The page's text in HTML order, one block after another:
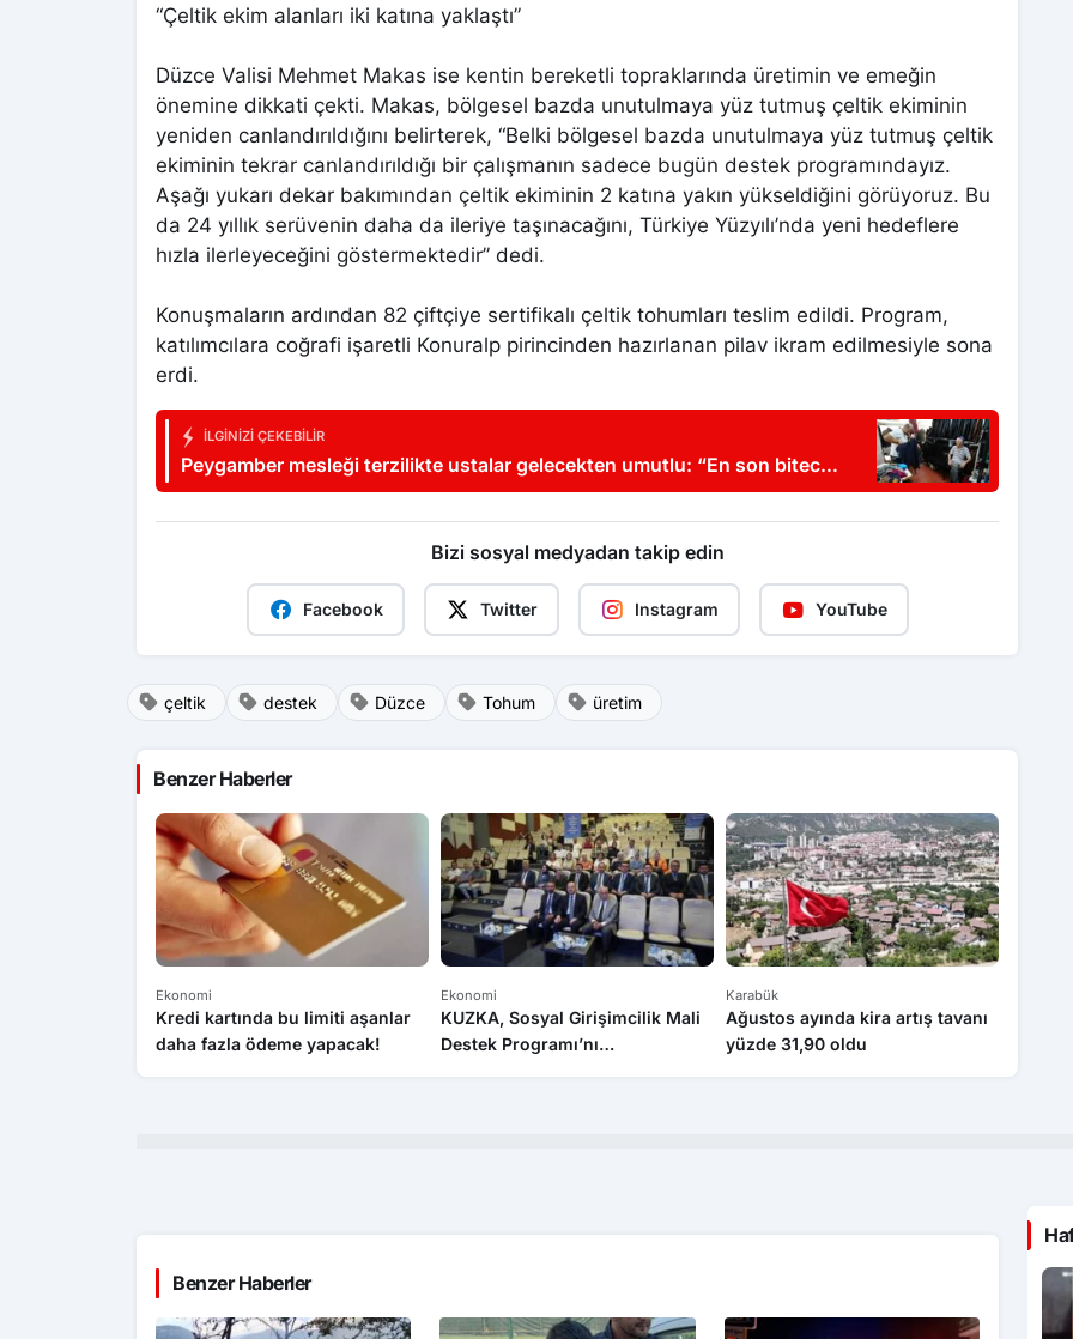
“Çeltik ekim alanları iki katına yaklaştı”
Düzce Valisi Mehmet Makas ise kentin bereketli topraklarında üretimin ve emeğin
önemine dikkati çekti. Makas, bölgesel bazda unutulmaya yüz tutmuş çeltik ekiminin
yeniden canlandırıldığını belirterek, “Belki bölgesel bazda unutulmaya yüz tutmuş çeltik
ekiminin tekrar canlandırıldığı bir çalışmanın sadece bugün destek programındayız.
Aşağı yukarı dekar bakımından çeltik ekiminin 2 katına yakın yükseldiğini görüyoruz. Bu
da 24 yıllık serüvenin daha da ileriye taşınacağını, Türkiye Yüzyılı’nda yeni hedeflere
hızla ilerleyeceğini göstermektedir” dedi.
Konuşmaların ardından 82 çiftçiye sertifikalı çeltik tohumları teslim edildi. Program,
katılımcılara coğrafi işaretli Konuralp pirincinden hazırlanan pilav ikram edilmesiyle sona
erdi.
İLGINIZI ÇEKEBILIR
Peygamber mesleği terzilikte ustalar gelecekten umutlu: “En son bitecek
meslek terzilik”
Bizi sosyal medyadan takip edin
Facebook Twitter Instagram YouTube
çeltik destek Düzce Tohum üretim
Benzer Haberler
Ekonomi
Kredi kartında bu limiti aşanlar
daha fazla ödeme yapacak!
Ekonomi
KUZKA, Sosyal Girişimcilik Mali
Destek Programı’nı
Karabük
Ağustos ayında kira artış tavanı
yüzde 31,90 oldu
Benzer Haberler